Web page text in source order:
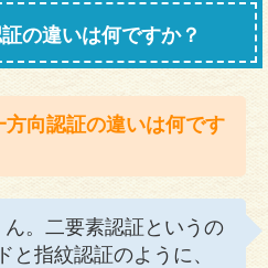
の違いは何ですか？
向認証の違いは何です
。二要素認証というの
と指紋認証のように、